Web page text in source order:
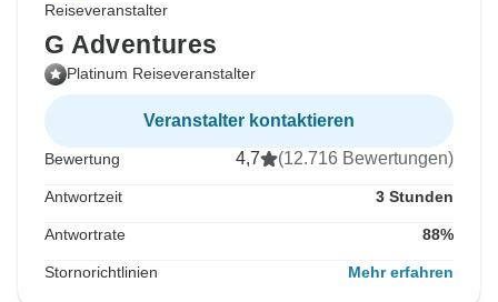
Reiseveranstalter
G Adventures
Platinum Reiseveranstalter
Veranstalter kontaktieren
Bewertung 4,7 (12.716 Bewertungen)
Antwortzeit 3 Stunden
Antwortrate 88%
Stornorichtlinien Mehr erfahren